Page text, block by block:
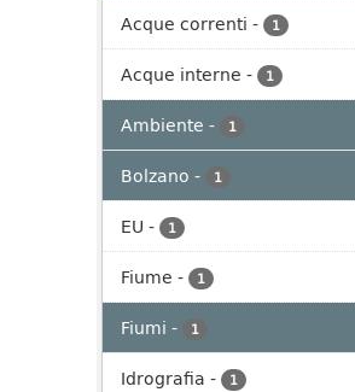
Acque correnti - 1
Acque interne - 1
Ambiente - 1
Bolzano - 1
EU - 1
Fiume - 1
Fiumi - 1
Idrografia - 1